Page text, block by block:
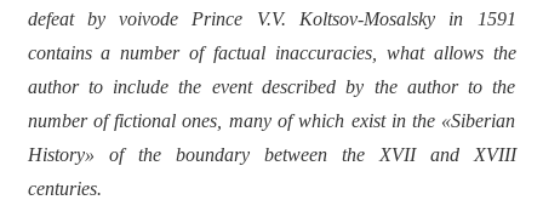
defeat by voivode Prince V.V. Koltsov-Mosalsky in 1591
contains a number of factual inaccuracies, what allows the
author to include the event described by the author to the
number of fictional ones, many of which exist in the «Siberian
History» of the boundary between the XVII and XVIII
centuries.